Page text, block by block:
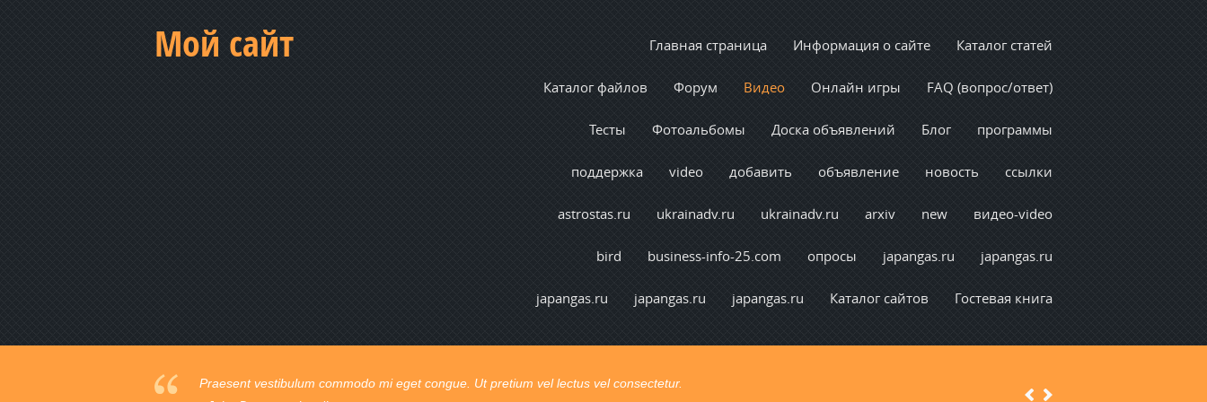
Мой сайт Главная страница Информация о сайте Каталог статей
Каталог файлов Форум Видео Онлайн игры FAQ (вопрос/ответ)
Тесты Фотоальбомы Доска объявлений Блог программы
поддержка video добавить объявление новость ссылки
astrostas.ru ukrainadv.ru ukrainadv.ru arxiv new видео-video
bird business-info-25.com опросы japangas.ru japangas.ru
japangas.ru japangas.ru japangas.ru Каталог сайтов Гостевая книга
Praesent vestibulum commodo mi eget congue. Ut pretium vel lectus vel consectetur.
Previous